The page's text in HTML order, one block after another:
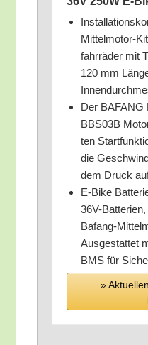
Mit­tel­mo­tor-
fahr­rä­der mit
120 mm
Der BAFANG
BBS03B
ten
die
dem Druck
E‑Bike
36V-
Bafang-
Aus­ge­stat­tet
BMS für
»